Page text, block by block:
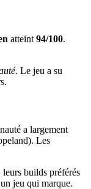
atteint 94/100.
. Le jeu a su
a largement
Les
leurs builds préférés
jeu qui marque.